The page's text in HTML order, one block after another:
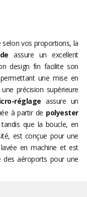
vos proportions, la
assure un excellent
design fin facilite son
une mise en
précision supérieure
réglage assure un
à partir de polyester
que la boucle, en
est conçue pour une
en machine et est
des aéroports pour une